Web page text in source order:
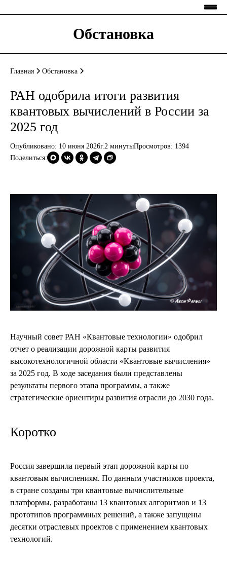
Обстановка
Главная Обстановка
РАН одобрила итоги развития
квантовых вычислений в России за
2025 год
Опубликовано: 10 июня 2026г.2 минутыПросмотров: 1394
Поделиться:
Научный совет РАН «Квантовые технологии» одобрил
отчет о реализации дорожной карты развития
высокотехнологичной области «Квантовые вычисления»
за 2025 год. В ходе заседания были представлены
результаты первого этапа программы, а также
стратегические ориентиры развития отрасли до 2030 года.
Коротко
Россия завершила первый этап дорожной карты по
квантовым вычислениям. По данным участников проекта,
в стране созданы три квантовые вычислительные
платформы, разработаны 13 квантовых алгоритмов и 13
прототипов программных решений, а также запущены
десятки отраслевых проектов с применением квантовых
технологий.